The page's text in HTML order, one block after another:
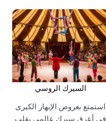
السيرك الروسي
استمتع بعروض الإبهار الكبرى
في أعرق سيرك عالمي بقلب